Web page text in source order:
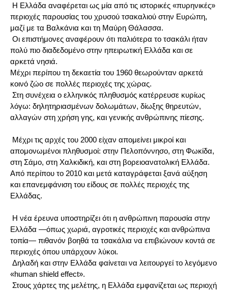
Η Ελλάδα αναφέρεται ως μία από τις ιστορικές «πυρηνικές»
περιοχές παρουσίας του χρυσού τσακαλιού στην Ευρώπη,
μαζί με τα Βαλκάνια και τη Μαύρη Θάλασσα.
Οι επιστήμονες αναφέρουν ότι παλιότερα το τσακάλι ήταν
πολύ πιο διαδεδομένο στην ηπειρωτική Ελλάδα και σε
αρκετά νησιά.
Μέχρι περίπου τη δεκαετία του 1960 θεωρούνταν αρκετά
κοινό ζώο σε πολλές περιοχές της χώρας.
Στη συνέχεια ο ελληνικός πληθυσμός κατέρρευσε κυρίως
λόγω: δηλητηριασμένων δολωμάτων, δίωξης θηρευτών,
αλλαγών στη χρήση γης, και γενικής ανθρώπινης πίεσης.
Μέχρι τις αρχές του 2000 είχαν απομείνει μικροί και
απομονωμένοι πληθυσμοί: στην Πελοπόννησο, στη Φωκίδα,
στη Σάμο, στη Χαλκιδική, και στη βορειοανατολική Ελλάδα.
Από περίπου το 2010 και μετά καταγράφεται ξανά αύξηση
και επανεμφάνιση του είδους σε πολλές περιοχές της
Ελλάδας.
Η νέα έρευνα υποστηρίζει ότι η ανθρώπινη παρουσία στην
Ελλάδα —όπως χωριά, αγροτικές περιοχές και ανθρώπινα
τοπία— πιθανόν βοηθά τα τσακάλια να επιβιώνουν κοντά σε
περιοχές όπου υπάρχουν λύκοι.
Δηλαδή και στην Ελλάδα φαίνεται να λειτουργεί το λεγόμενο
«human shield effect».
Στους χάρτες της μελέτης, η Ελλάδα εμφανίζεται ως περιοχή